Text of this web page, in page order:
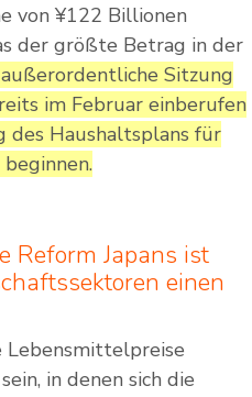
von ¥122 Billionen
der größte Betrag in der
Sitzung
im Februar einberufen
des Haushaltsplans für
Reform Japans ist
einen
Lebensmittelpreise
in denen sich die